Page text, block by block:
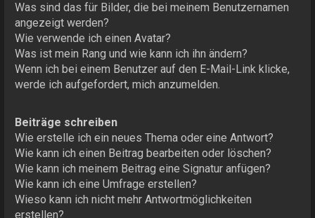
Was sind das für Bilder, die bei meinem Benutzernamen
angezeigt werden?
Wie verwende ich einen Avatar?
Was ist mein Rang und wie kann ich ihn ändern?
Wenn ich bei einem Benutzer auf den E-Mail-Link klicke,
werde ich aufgefordert, mich anzumelden.
Beiträge schreiben
Wie erstelle ich ein neues Thema oder eine Antwort?
Wie kann ich einen Beitrag bearbeiten oder löschen?
Wie kann ich meinem Beitrag eine Signatur anfügen?
Wie kann ich eine Umfrage erstellen?
Wieso kann ich nicht mehr Antwortmöglichkeiten
erstellen?